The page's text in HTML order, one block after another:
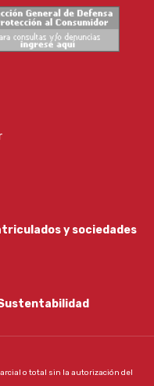
y sociedades
o total sin la autorización del